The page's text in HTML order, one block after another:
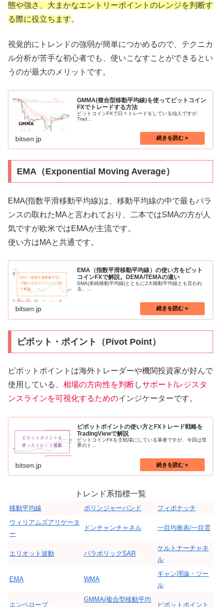
態や強さ、大まかなエントリーポイントのレンジを判断す
る際に役立ちます。
視覚的にトレンドの強弱が簡単につかめるので、テクニカ
ル分析が苦手な初心者でも、使いこなすことができるとい
うのが最大のメリットです。
GMMA(複合型移動平均線)を使ってビットコイン
FXでトレードする方法
ビットコインFXで日々トレードをしている仙人ですが、
Trad...
bitsen.jp
EMA（Exponential Moving Average）
EMA(指数平滑移動平均線)は、移動平均線の中で最もバラ
ンスの取れたMAと言われており、二本ではSMAの方が人
気ですが欧米ではEMAが主流です。
使い方はMAと共通です。
EMA（指数平滑移動平均線）の使い方をビット
コインFXで解説。DEMA/TEMAの違い
SMA(単純移動平均線)とともに2大移動平均線とも言われ
る、...
bitsen.jp
ピボット・ポイント（Pivot Point）
ピボットポイントは海外トレーダーや機関投資家が好んで
使用している、 相場の方向性を判断しサポート/レジスタ
ンスラインを可視化するためのインジケーターです。
ピボットポイントの使い方とFXトレード戦略を
TradingViewで解説
ビットコインFXを主戦場にしている筆者ですが、今回は世
界のト...
bitsen.jp
トレンド系指標一覧
移動平均線 ボリンジャーバンド
フィボナッチ
ウィリアムズアリゲータ
ー
ドンチャンチャネル 一目均衡表/一目雲
エリオット波動 パラボリックSAR
ケルトナーチャネ
ル
EMA WMA
ギャン理論・ツー
ル
エンベロープ
GMMA(複合型移動平均
ピボットポイント